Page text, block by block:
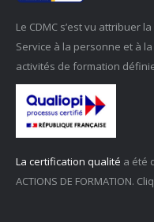
Le CDMC s’est vu attribuer
Service à la personne et à
activités de formation
La certification qualité a été
ACTIONS DE FORMATION.